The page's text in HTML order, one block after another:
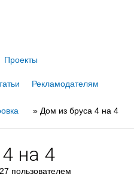
Проекты
Рекламодателям
» Дом из бруса 4 на 4
на 4
пользователем